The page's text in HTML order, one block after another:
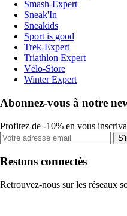
Smash-Expert
Sneak'In
Sneakids
Sport is good
Trek-Expert
Triathlon Expert
Vélo-Store
Winter Expert
Abonnez-vous à notre
Profitez de -10% en vous
Restons connectés
Retrouvez-nous sur les réseaux